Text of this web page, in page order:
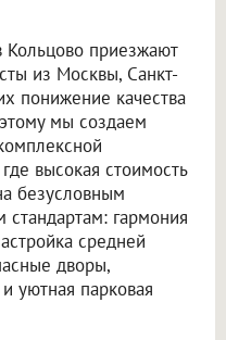
приезжают
из Москвы, Санкт-
понижение качества
мы создаем
высокая стоимость
безусловным
гармония
средней
дворы,
уютная парковая